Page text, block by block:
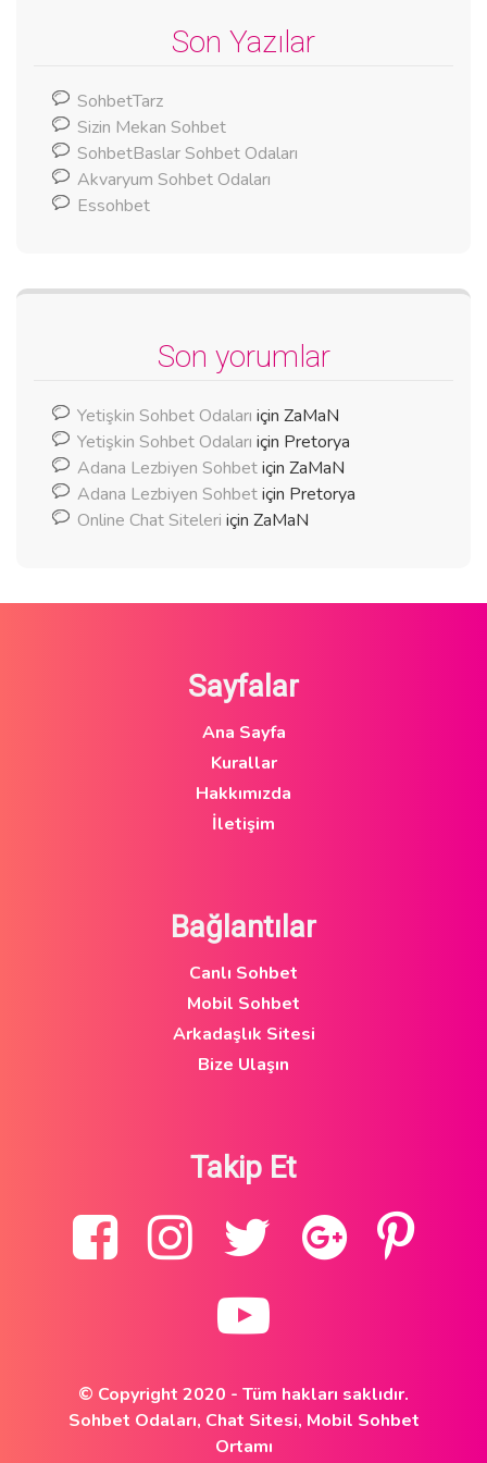
Son Yazılar
SohbetTarz
Sizin Mekan Sohbet
SohbetBaslar Sohbet Odaları
Akvaryum Sohbet Odaları
Essohbet
Son yorumlar
Yetişkin Sohbet Odaları için ZaMaN
Yetişkin Sohbet Odaları için Pretorya
Adana Lezbiyen Sohbetiçin ZaMaN
Adana Lezbiyen Sohbetiçin Pretorya
Online Chat Siteleri için ZaMaN
Sayfalar
Ana Sayfa
Kurallar
Hakkımızda
İletişim
Bağlantılar
Canlı Sohbet
Mobil Sohbet
Arkadaşlık Sitesi
Bize Ulaşın
Takip Et
© Copyright 2020 - Tüm hakları saklıdır.
Sohbet Odaları, Chat Sitesi, Mobil Sohbet
Ortamı